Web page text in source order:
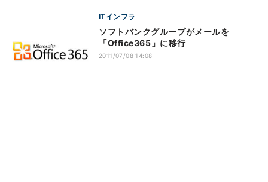
ITインフラ
ソフトバンクグループがメールを
「Office365」に移行
2011/07/08 14:08